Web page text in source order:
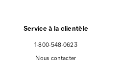
Service à la clientèle
1-800-548-0623
Nous contacter